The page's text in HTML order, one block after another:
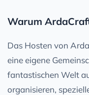
Warum
Das Hosten von
eine eigene
fantastischen Welt
organisieren,